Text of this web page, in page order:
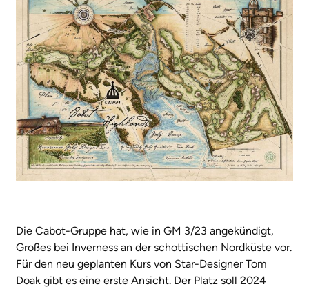
Die Cabot-Gruppe hat, wie in GM 3/23 angekündigt,
Großes bei Inverness an der schottischen Nordküste vor.
Für den neu geplanten Kurs von Star-Designer Tom
Doak gibt es eine erste Ansicht. Der Platz soll 2024